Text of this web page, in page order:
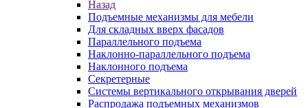
Назад
Подъемные механизмы для мебели
Для складных вверх фасадов
Параллельного подъема
Наклонно-параллельного подъема
Наклонного подъема
Секретерные
Системы вертикального открывания дверей
Распродажа подъемных механизмов